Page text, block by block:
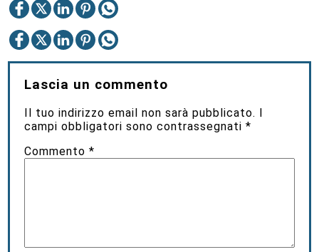
Lascia un commento
Il tuo indirizzo email non sarà pubblicato. I
campi obbligatori sono contrassegnati*
Commento*